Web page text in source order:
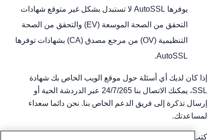
يوفرها AutoSSL لا تستبدل بشكل غير متوقع شهادات
التحقق من الصحة الموسعة (EV) والتحقق من الصحة
التنظيمية (OV) من مرجع مصدق (CA) بشهادات توفرها
AutoSSL.
إذا كان لديك أي أسئلة حول موقع الويب الخاص بك شهادة
SSL، يمكنك الاتصال بنا 24/7/265 عبر الدردشة الحية أو
إرسال تذكرة إلى فريق الدعم الخاص بنا. نحن دائما سعداء
لمساعدتك.
كتب بواسطة